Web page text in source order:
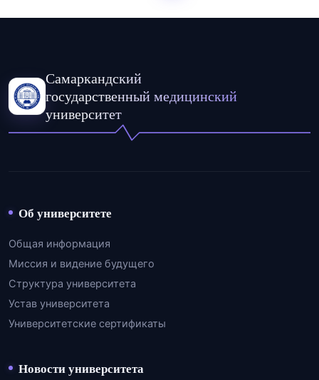
Самаркандский
государственный медицинский
университет
Об университете
Общая информация
Миссия и видение будущего
Структура университета
Устав университета
Университетские сертификаты
Новости университета